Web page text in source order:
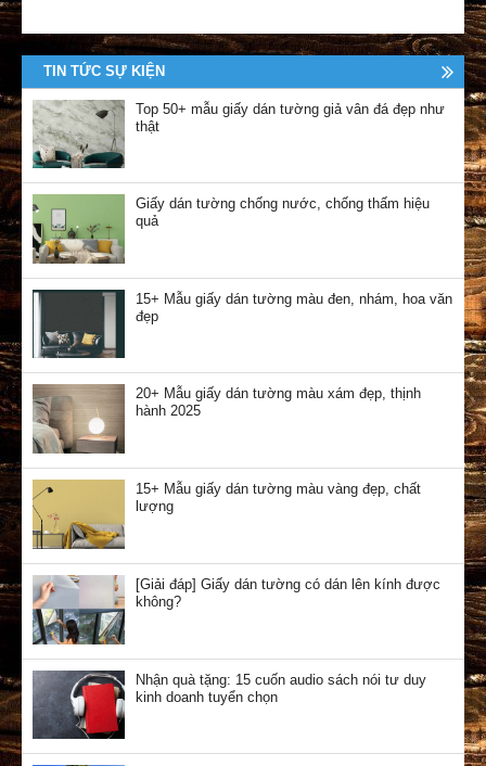
TIN TỨC SỰ KIỆN
Top 50+ mẫu giấy dán tường giả vân đá đẹp như
thật
Giấy dán tường chống nước, chống thấm hiệu
quả
15+ Mẫu giấy dán tường màu đen, nhám, hoa văn
đẹp
20+ Mẫu giấy dán tường màu xám đẹp, thịnh
hành 2025
15+ Mẫu giấy dán tường màu vàng đẹp, chất
lượng
[Giải đáp] Giấy dán tường có dán lên kính được
không?
Nhận quà tặng: 15 cuốn audio sách nói tư duy
kinh doanh tuyển chọn